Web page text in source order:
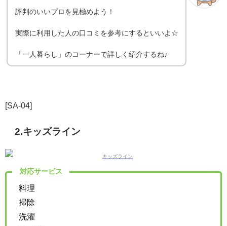
評判のいいプロを見極めよう！
実際に利用した人の口コミを参考にするといいよ☆
「一人暮らし」のコーナーで詳しく紹介するね♪
[SA-04]
2.キッズライン
対応サービス
料理
掃除
洗濯